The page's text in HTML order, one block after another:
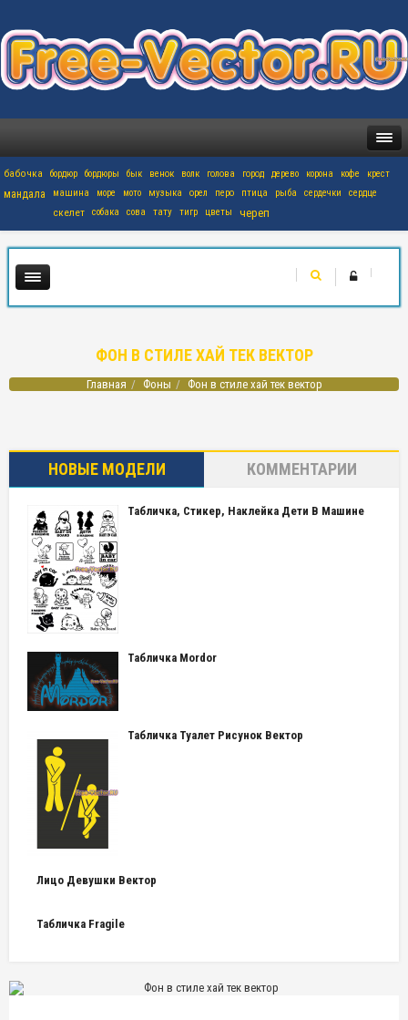
бабочка бордюр бордюры бык венок волк голова город дерево корона кофе крест
мандала машина море мото музыка орел перо птица рыба сердечки сердце
скелет собака сова тату тигр цветы череп
ФОН В СТИЛЕ ХАЙ ТЕК ВЕКТОР
Главная Фоны Фон в стиле хай тек вектор
НОВЫЕ МОДЕЛИ КОММЕНТАРИИ
Табличка, Стикер, Наклейка Дети В Машине
Табличка Mordor
Табличка Туалет Рисунок Вектор
Лицо Девушки Вектор
Табличка Fragile